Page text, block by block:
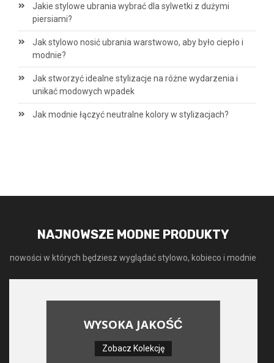
Jakie stylowe ubrania wybrać dla sylwetki z dużymi
piersiami?
Jak stylowo nosić ubrania warstwowo, aby było ciepło i
modnie?
Jak stworzyć idealne stylizacje na różne wydarzenia i
unikać modowych wpadek
Jak modnie łączyć neutralne kolory w stylizacjach?
NAJNOWSZE MODNE PRODUKTY
nowości w których będziesz wyglądać stylowo, kobieco i modnie
WYSOKA JAKOŚĆ
Zobacz Kolekcję